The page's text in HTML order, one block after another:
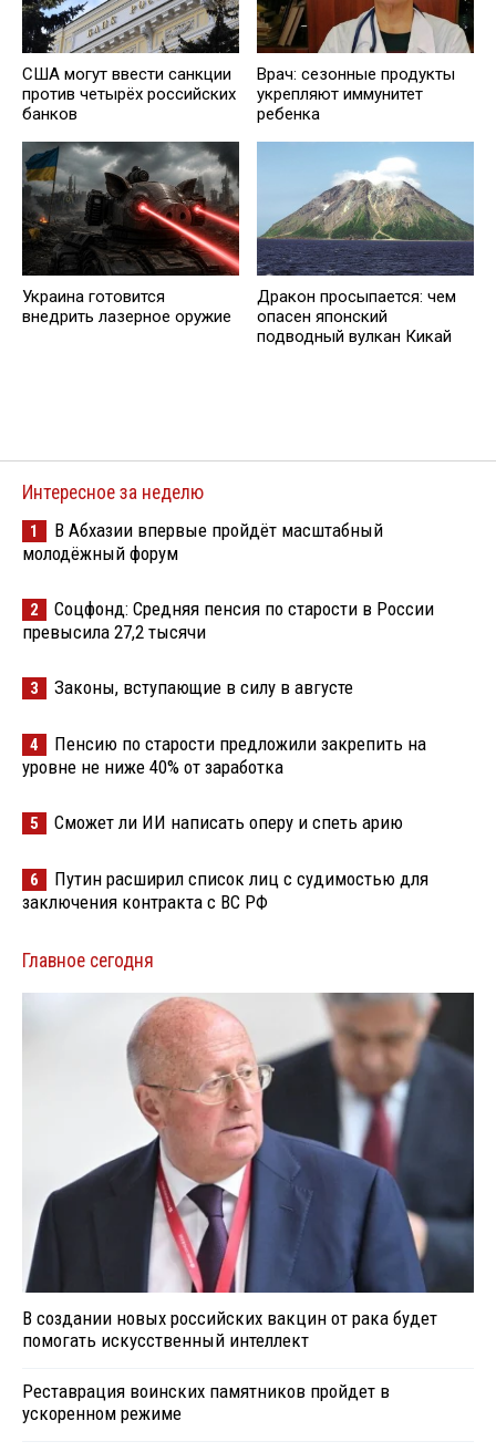
США могут ввести санкции
против четырёх российских
банков
Врач: сезонные продукты
укрепляют иммунитет
ребенка
Украина готовится
внедрить лазерное оружие
Дракон просыпается: чем
опасен японский
подводный вулкан Кикай
Интересное за неделю
1
В Абхазии впервые пройдёт масштабный
молодёжный форум
2
Соцфонд: Средняя пенсия по старости в России
превысила 27,2 тысячи
3 Законы, вступающие в силу в августе
4
Пенсию по старости предложили закрепить на
уровне не ниже 40% от заработка
5 Сможет ли ИИ написать оперу и спеть арию
6
Путин расширил список лиц с судимостью для
заключения контракта с ВС РФ
Главное сегодня
В создании новых российских вакцин от рака будет
помогать искусственный интеллект
Реставрация воинских памятников пройдет в
ускоренном режиме